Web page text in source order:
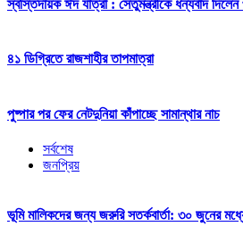
স্বস্তিদায়ক ঈদ যাত্রা : সেতুমন্ত্রীকে ধন্যবাদ দিলেন
৪১ ডিগ্রিতে রাজশাহীর তাপমাত্রা
পুষ্পার পর ফের নেটদুনিয়া কাঁপাচ্ছে সামান্থার নাচ
সর্বশেষ
জনপ্রিয়
ভূমি মালিকদের জন্য জরুরি সতর্কবার্তা: ৩০ জুনের